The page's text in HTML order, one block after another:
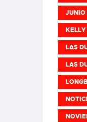
JUNIO
KELLY
LAS
LAS